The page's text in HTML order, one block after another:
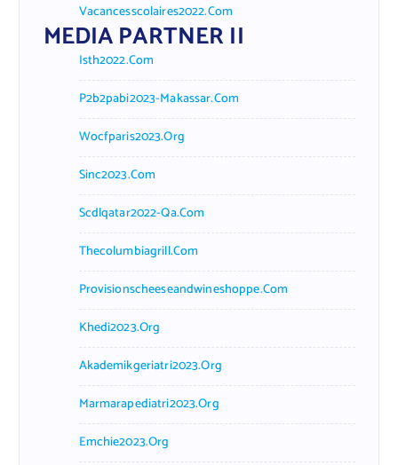
Vacancesscolaires2022.com
MEDIA PARTNER II
Isth2022.com
P2b2pabi2023-Makassar.com
Wocfparis2023.org
Sinc2023.com
Scdlqatar2022-Qa.com
Thecolumbiagrill.com
Provisionscheeseandwineshoppe.com
Khedi2023.org
Akademikgeriatri2023.org
Marmarapediatri2023.org
Emchie2023.org